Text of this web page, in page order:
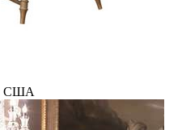
США